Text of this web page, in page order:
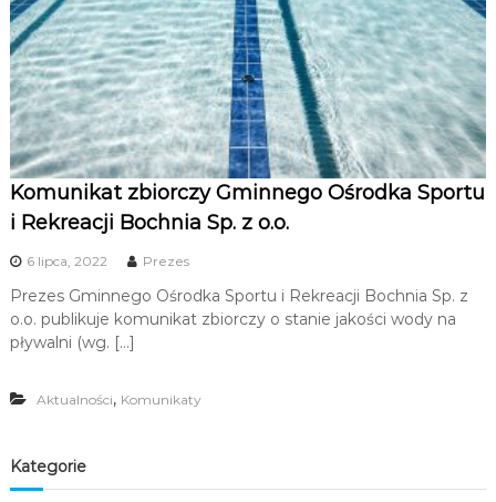
u
i
R
e
k
r
e
a
Komunikat zbiorczy Gminnego Ośrodka Sportu
i Rekreacji Bochnia Sp. z o.o.
6 lipca, 2022 Prezes
Prezes Gminnego Ośrodka Sportu i Rekreacji Bochnia Sp. z
o.o. publikuje komunikat zbiorczy o stanie jakości wody na
pływalni (wg. […]
Aktualności, Komunikaty
Kategorie